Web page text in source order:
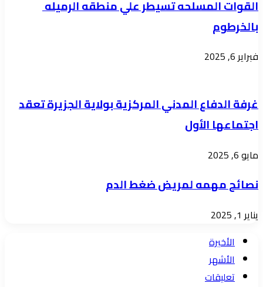
القوات المسلحه تسيطر علي منطقه الرميله
بالخرطوم
فبراير 6, 2025
غرفة الدفاع المدني المركزية بولاية الجزيرة تعقد
اجتماعها الأول
مايو 6, 2025
نصائح مهمه لمريض ضغط الدم
يناير 1, 2025
الأخيرة
الأشهر
تعليقات